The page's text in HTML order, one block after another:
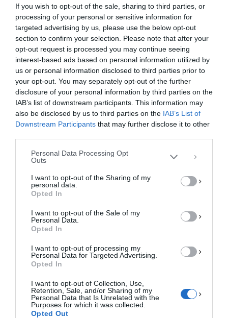
If you wish to opt-out of the sale, sharing to third parties, or
processing of your personal or sensitive information for
targeted advertising by us, please use the below opt-out
section to confirm your selection. Please note that after your
opt-out request is processed you may continue seeing
interest-based ads based on personal information utilized by
us or personal information disclosed to third parties prior to
your opt-out. You may separately opt-out of the further
disclosure of your personal information by third parties on the
IAB’s list of downstream participants. This information may
also be disclosed by us to third parties on the IAB’s List of
Downstream Participants that may further disclose it to other
Personal Data Processing Opt
Outs
I want to opt-out of the Sharing of my
personal data.
Opted In
I want to opt-out of the Sale of my
Personal Data.
Opted In
I want to opt-out of processing my
Personal Data for Targeted Advertising.
Opted In
I want to opt-out of Collection, Use,
Retention, Sale, and/or Sharing of my
Personal Data that Is Unrelated with the
Purposes for which it was collected.
Opted Out
Διαχείριση Συγκατάθεσης
Για να παρέχουμε την καλύτερη εμπειρία, χρησιμοποιούμε τεχνολογίες όπως
cookies για την αποθήκευση ή/και την πρόσβαση σε πληροφορίες συσκευών.
Η συγκατάθεση για τις εν λόγω τεχνολογίες θα μας επιτρέψει να
επεξεργαστούμε δεδομένα προσωπικού χαρακτήρα, όπως συμπεριφορά
συγκατάθεση ή η ανάκληση της συγκατάθεσης, μπορεί να επηρεάσει
αρνητικά ορισμένες λειτουργίες και δυνατότητες.
ΠΡΟΒΟΛΉ ΠΡΟΤΙΜΉΣΕΩΝ
Πολιτική Cookies